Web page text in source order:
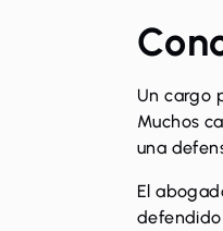
Un cargo
Muchos
una
El